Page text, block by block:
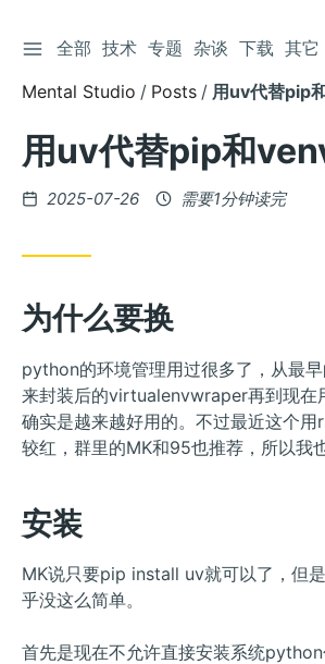
跳
到
章
切换侧边栏
全部 技术 专题 杂谈 下载 其它
Mental Studio
Posts 用uv代替pip
用uv代替pip和
发
2025-07-26 需要1分钟读完
为什么要换
python的环境管理用过很多了，从最
来封装后的virtualenvwraper再到现在
确实是越来越好用的。不过最近这个
较红，群里的MK和95也推荐，所以我
安装
MK说只要pip install uv就可以了，但
乎没这么简单。
首先是现在不允许直接安装系统